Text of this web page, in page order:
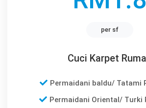
per sf
Cuci Karpet
Permaidani baldu/ Tatami
Permaidani Oriental/ Turki